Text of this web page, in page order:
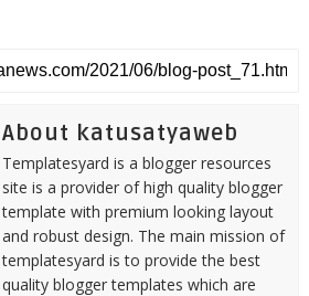
About katusatyaweb
Templatesyard is a blogger resources
site is a provider of high quality blogger
template with premium looking layout
and robust design. The main mission of
templatesyard is to provide the best
quality blogger templates which are